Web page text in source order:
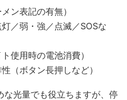
ン表記の有無）
／弱・強／点滅／SOSな
使用時の電池消費）
（ボタン長押しなど）
な光量でも役立ちますが、停